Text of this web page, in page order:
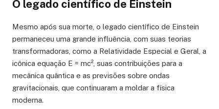
O legado científico de Einstein
Mesmo após sua morte, o legado científico de Einstein
permaneceu uma grande influência, com suas teorias
transformadoras, como a Relatividade Especial e Geral, a
icônica equação E = mc², suas contribuições para a
mecânica quântica e as previsões sobre ondas
gravitacionais, que continuaram a moldar a física
moderna.